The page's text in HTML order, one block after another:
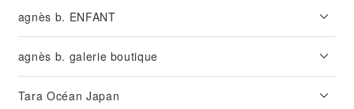
agnès b. ENFANT
agnès b. galerie boutique
Tara Océan Japan